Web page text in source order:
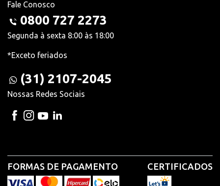
Fale Conosco
0800 727 2273
Segunda à sexta 8:00 às 18:00
*Exceto feriados
(31) 2107-2045
Nossas Redes Sociais
FORMAS DE PAGAMENTO CERTIFICADOS